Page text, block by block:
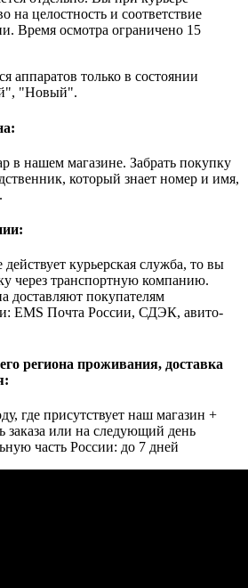
на целостность и соответствие
Время осмотра ограничено 15
аппаратов только в состоянии
"Новый".
в нашем магазине. Забрать покупку
который знает номер и имя,
курьерская служба, то вы
через транспортную компанию.
доставляют покупателям
EMS Почта России, СДЭК, авито-
региона проживания, доставка
где присутствует наш магазин +
заказа или на следующий день
часть России: до 7 дней